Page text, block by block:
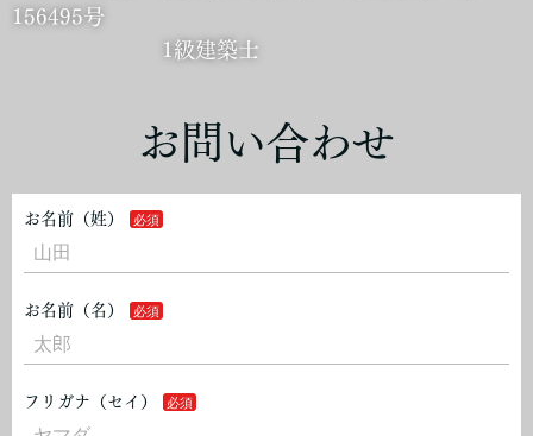
156495号
1級建築士
お問い合わせ
お名前（姓）
お名前（名）
フリガナ（セイ）